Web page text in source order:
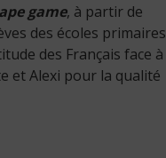
game, à partir de
des écoles primaires
des Français face à
et Alexi pour la qualité